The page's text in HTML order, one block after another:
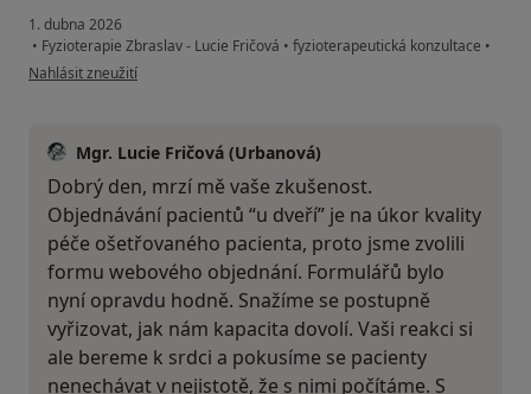
1. dubna 2026
• Fyzioterapie Zbraslav - Lucie Fričová • fyzioterapeutická konzultace •
podle názoru uživatele Godefroy
Nahlásit zneužití
Mgr. Lucie Fričová (Urbanová)
Dobrý den, mrzí mě vaše zkušenost.
Objednávání pacientů “u dveří” je na úkor kvality
péče ošetřovaného pacienta, proto jsme zvolili
formu webového objednání. Formulářů bylo
nyní opravdu hodně. Snažíme se postupně
vyřizovat, jak nám kapacita dovolí. Vaši reakci si
ale bereme k srdci a pokusíme se pacienty
nenechávat v nejistotě, že s nimi počítáme. S